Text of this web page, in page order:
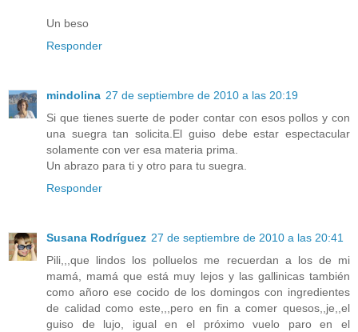
Un beso
Responder
mindolina 27 de septiembre de 2010 a las 20:19
Si que tienes suerte de poder contar con esos pollos y con
una suegra tan solicita.El guiso debe estar espectacular
solamente con ver esa materia prima.
Un abrazo para ti y otro para tu suegra.
Responder
Susana Rodríguez 27 de septiembre de 2010 a las 20:41
Pili,,,que lindos los polluelos me recuerdan a los de mi
mamá, mamá que está muy lejos y las gallinicas también
como añoro ese cocido de los domingos con ingredientes
de calidad como este,,,pero en fin a comer quesos,,je,,el
guiso de lujo, igual en el próximo vuelo paro en el